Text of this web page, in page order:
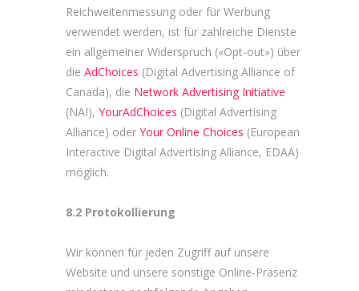
Reichweitenmessung oder für Werbung
verwendet werden, ist für zahlreiche Dienste
ein allgemeiner Widerspruch («Opt-out») über
die AdChoices (Digital Advertising Alliance of
Canada), die Network Advertising Initiative
(NAI), YourAdChoices (Digital Advertising
Alliance) oder Your Online Choices (European
Interactive Digital Advertising Alliance, EDAA)
möglich.
8.2 Protokollierung
Wir können für jeden Zugriff auf unsere
Website und unsere sonstige Online-Präsenz